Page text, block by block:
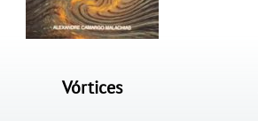
Vórtices